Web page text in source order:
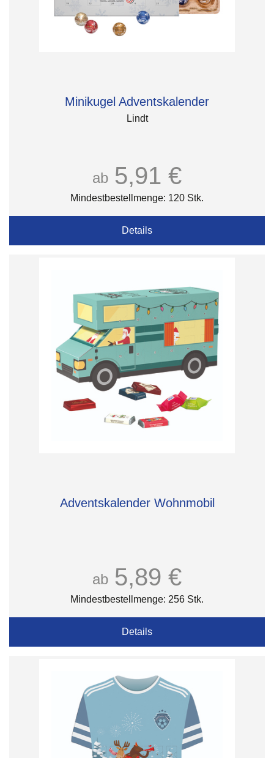
Minikugel Adventskalender
Lindt
ab 5,91 €
Mindestbestellmenge: 120 Stk.
Details
Adventskalender Wohnmobil
ab 5,89 €
Mindestbestellmenge: 256 Stk.
Details